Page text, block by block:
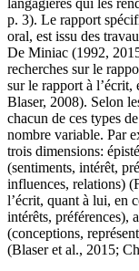
p. 3). Le rapport
oral, est issu des
De Miniac (1992,
recherches sur le
sur le rapport à l’écrit,
Blaser, 2008). Selon
chacun de ces types
nombre variable. Par
trois dimensions:
(sentiments, intérêt,
influences, relations)
l’écrit, quant à lui, en
intérêts, préférences),
(conceptions,
(Blaser et al., 2015;